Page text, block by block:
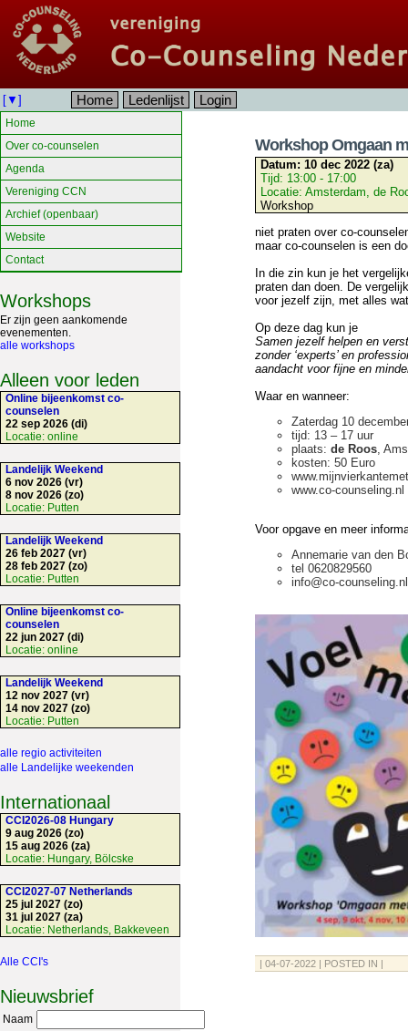
[▼] Home Ledenlijst Login
Workshop Omgaan
Datum: 10 dec 2022 (za)
Tijd: 13:00 - 17:00
Locatie: Amsterdam, de
Workshop
niet praten over co-
maar co-counselen is een
In die zin kun je het
praten dan doen. De
voor jezelf zijn, met alles
Op deze dag kun je
Samen jezelf helpen en
zonder ‘experts’ en
aandacht voor fijne en
Waar en wanneer:
Zaterdag 10
tijd: 13 – 17 uur
plaats: de Roos ,
kosten: 50 Euro
www.co-counseling.nl
Voor opgave en meer
Annemarie van den
tel 0620829560
info@co-counseling.nl
| 04-07-2022 | POSTED IN |
Home
Over co-counselen
Agenda
Vereniging CCN
Archief (openbaar)
Website
Contact
Workshops
Er zijn geen aankomende
evenementen.
alle workshops
Alleen voor leden
Online bijeenkomst co-
counselen
22 sep 2026 (di)
Locatie: online
Landelijk Weekend
6 nov 2026 (vr)
8 nov 2026 (zo)
Locatie: Putten
Landelijk Weekend
26 feb 2027 (vr)
28 feb 2027 (zo)
Locatie: Putten
Online bijeenkomst co-
counselen
22 jun 2027 (di)
Locatie: online
Landelijk Weekend
12 nov 2027 (vr)
14 nov 2027 (zo)
Locatie: Putten
alle regio activiteiten
alle Landelijke weekenden
Internationaal
CCI2026-08 Hungary
9 aug 2026 (zo)
15 aug 2026 (za)
Locatie: Hungary, Bölcske
CCI2027-07 Netherlands
25 jul 2027 (zo)
31 jul 2027 (za)
Locatie: Netherlands, Bakkeveen
Alle CCI's
Nieuwsbrief
Naam